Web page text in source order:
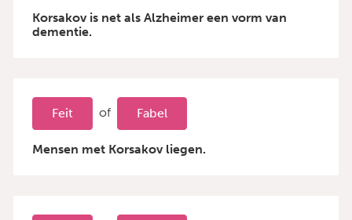
Korsakov is net als Alzheimer een vorm van
dementie.
Feit of Fabel
Mensen met Korsakov liegen.